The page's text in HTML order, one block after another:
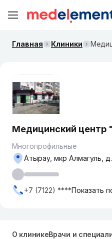
Главная Клиники
Медицинский
Многопрофильные
Атырау, мкр Алмагуль,
+7 (7122) ****Показать
О клиникеВрачи и